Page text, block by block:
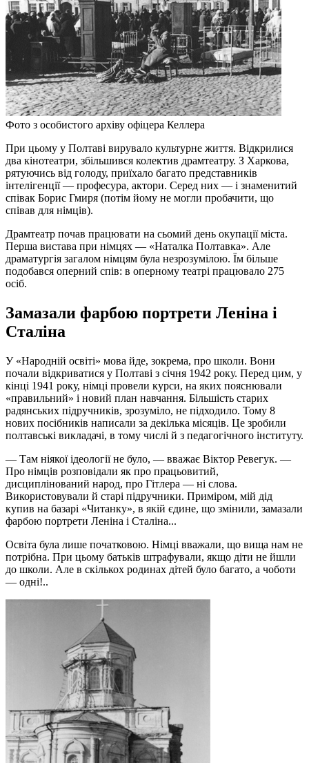
Фото з особистого архіву офіцера Келлера
При цьому у Полтаві вирувало культурне життя. Відкрилися
два кінотеатри, збільшився колектив драмтеатру. З Харкова,
рятуючись від голоду, приїхало багато представників
інтелігенції — професура, актори. Серед них — і знаменитий
співак Борис Гмиря (потім йому не могли пробачити, що
співав для німців).
Драмтеатр почав працювати на сьомий день окупації міста.
Перша вистава при німцях — «Наталка Полтавка». Але
драматургія загалом німцям була незрозумілою. Їм більше
подобався оперний спів: в оперному театрі працювало 275
осіб.
Замазали фарбою портрети Леніна і
Сталіна
У «Народній освіті» мова йде, зокрема, про школи. Вони
почали відкриватися у Полтаві з січня 1942 року. Перед цим, у
кінці 1941 року, німці провели курси, на яких пояснювали
«правильний» і новий план навчання. Більшість старих
радянських підручників, зрозуміло, не підходило. Тому 8
нових посібників написали за декілька місяців. Це зробили
полтавські викладачі, в тому числі й з педагогічного інституту.
— Там ніякої ідеології не було, — вважає Віктор Ревегук. —
Про німців розповідали як про працьовитий,
дисциплінований народ, про Гітлера — ні слова.
Використовували й старі підручники. Приміром, мій дід
купив на базарі «Читанку», в якій єдине, що змінили, замазали
фарбою портрети Леніна і Сталіна...
Освіта була лише початковою. Німці вважали, що вища нам не
потрібна. При цьому батьків штрафували, якщо діти не йшли
до школи. Але в скількох родинах дітей було багато, а чоботи
— одні!..